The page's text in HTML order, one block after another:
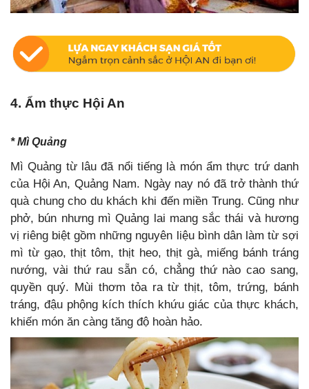
4. Ẩm thực Hội An
* Mì Quảng
Mì Quảng từ lâu đã nổi tiếng là món ẩm thực trứ danh
của Hội An, Quảng Nam. Ngày nay nó đã trở thành thứ
quà chung cho du khách khi đến miền Trung. Cũng như
phở, bún nhưng mì Quảng lai mang sắc thái và hương
vị riêng biệt gồm những nguyên liệu bình dân làm từ sợi
mì từ gạo, thịt tôm, thịt heo, thịt gà, miếng bánh tráng
nướng, vài thứ rau sẵn có, chẳng thứ nào cao sang,
quyền quý. Mùi thơm tỏa ra từ thịt, tôm, trứng, bánh
tráng, đậu phộng kích thích khứu giác của thực khách,
khiến món ăn càng tăng độ hoàn hảo.